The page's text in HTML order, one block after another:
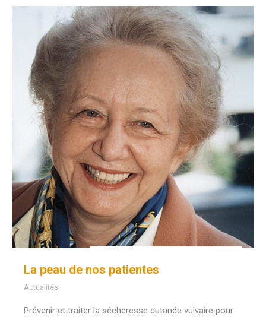
La peau de nos patientes
Actualités
Prévenir et traiter la sécheresse cutanée vulvaire pour